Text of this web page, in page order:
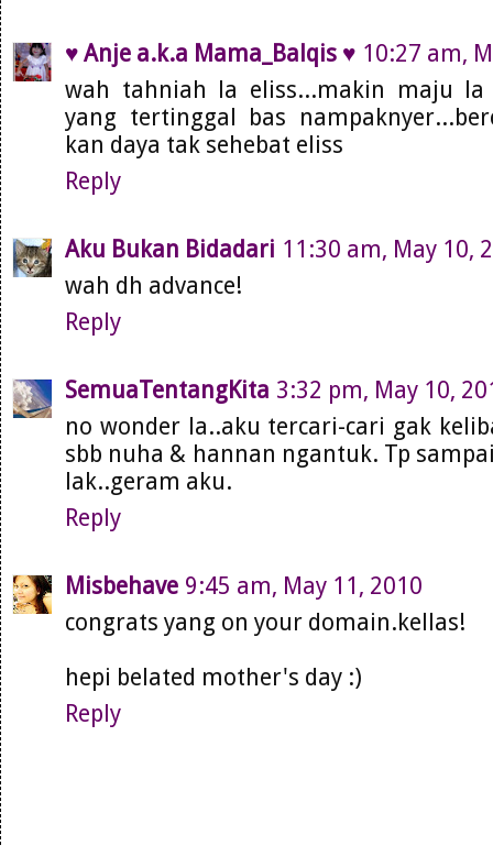
♥ Anje a.k.a Mama_Balqis ♥ 10:27 am,
wah tahniah la eliss...makin maju la
yang tertinggal bas
kan daya tak sehebat eliss
Reply
Aku Bukan Bidadari 11:30 am, May 10,
wah dh advance!
Reply
SemuaTentangKita 3:32 pm, May 10,
no wonder la..aku tercari-cari gak
sbb nuha & hannan ngantuk. Tp
lak..geram aku.
Reply
Misbehave 9:45 am, May 11, 2010
congrats yang on your domain.kellas!
hepi belated mother's day :)
Reply